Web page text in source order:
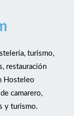
turismo,
restauración
Hosteleo
camarero,
y turismo.